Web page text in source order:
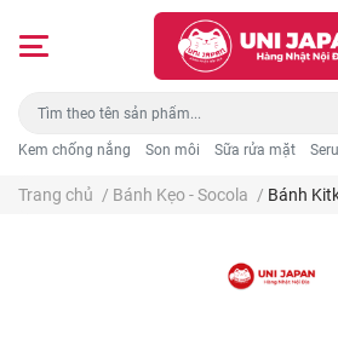
Kem chống nắng Son môi Sữa rửa mặt
Trang chủ / Bánh Kẹo - Socola / Bánh